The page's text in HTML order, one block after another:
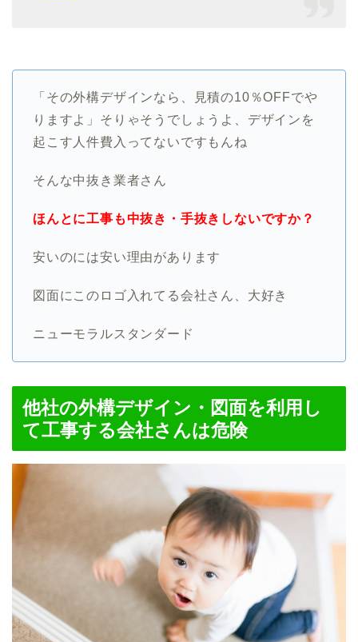
「その外構デザインなら、見積の10％OFFでや
りますよ」そりゃそうでしょうよ、デザインを
起こす人件費入ってないですもんね
そんな中抜き業者さん
ほんとに工事も中抜き・手抜きしないですか？
安いのには安い理由があります
図面にこのロゴ入れてる会社さん、大好き
ニューモラルスタンダード
他社の外構デザイン・図面を利用し
て工事する会社さんは危険